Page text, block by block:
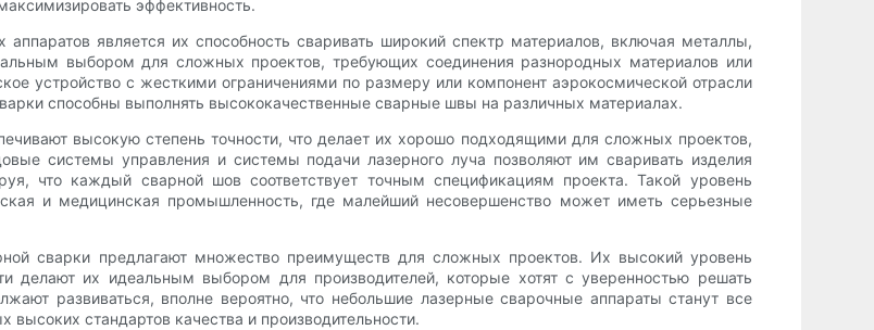
эффективность.
является их способность сваривать широкий спектр материалов, включая металлы,
выбором для сложных проектов, требующих соединения разнородных материалов или
устройство с жесткими ограничениями по размеру или компонент аэрокосмической отрасли
способны выполнять высококачественные сварные швы на различных материалах.
высокую степень точности, что делает их хорошо подходящими для сложных проектов,
системы управления и системы подачи лазерного луча позволяют им сваривать изделия
что каждый сварной шов соответствует точным спецификациям проекта. Такой уровень
и медицинская промышленность, где малейший несовершенство может иметь серьезные
сварки предлагают множество преимуществ для сложных проектов. Их высокий уровень
делают их идеальным выбором для производителей, которые хотят с уверенностью решать
развиваться, вполне вероятно, что небольшие лазерные сварочные аппараты станут все
стандартов качества и производительности.